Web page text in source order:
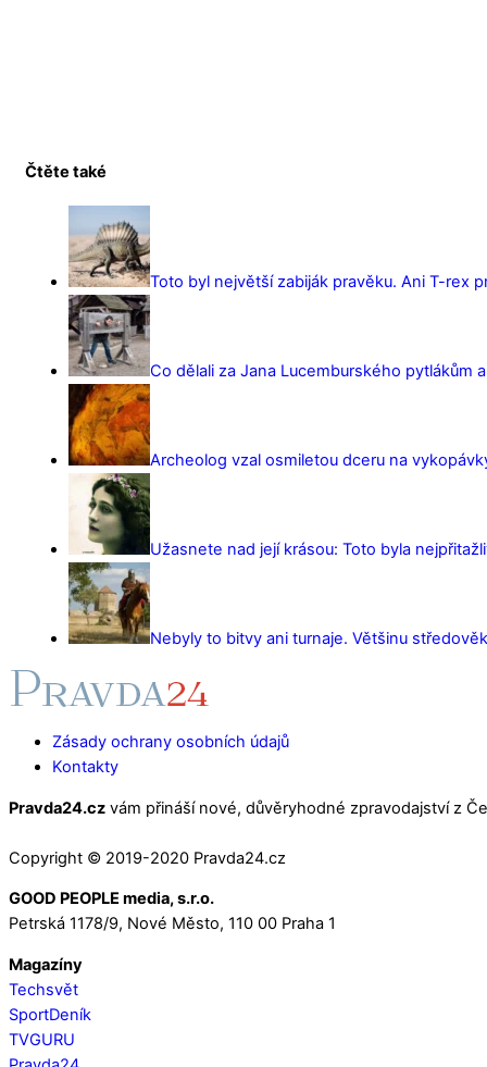
Čtěte také
Toto byl největší zabiják pravěku. Ani T-rex
Co dělali za Jana Lucemburského pytlákům
Archeolog vzal osmiletou dceru na
Užasnete nad její krásou: Toto byla
Nebyly to bitvy ani turnaje. Většinu
Zásady ochrany osobních údajů
Kontakty
Pravda24.cz vám přináší nové, důvěryhodné zpravodajství z
Copyright © 2019-2020 Pravda24.cz
GOOD PEOPLE media, s.r.o.
Petrská 1178/9, Nové Město, 110 00 Praha 1
Magazíny
Techsvět
SportDeník
TVGURU